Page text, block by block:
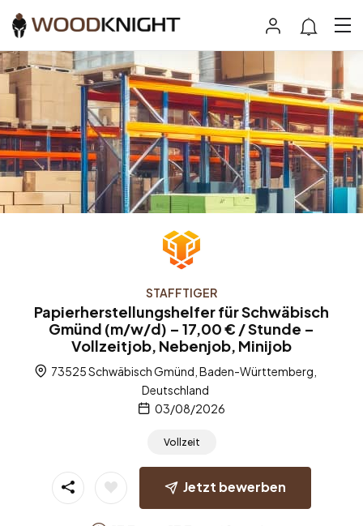
STAFFTIGER
Papierherstellungshelfer für Schwäbisch
Gmünd (m/w/d) – 17,00 € / Stunde –
Vollzeitjob, Nebenjob, Minijob
73525 Schwäbisch Gmünd, Baden-Württemberg,
Deutschland
03/08/2026
Vollzeit
Jetzt bewerben